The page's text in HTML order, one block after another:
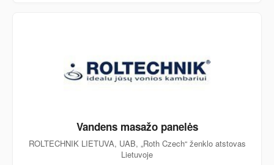
Vandens masažo panelės
ROLTECHNIK LIETUVA, UAB, „Roth Czech“ ženklo atstovas
Lietuvoje